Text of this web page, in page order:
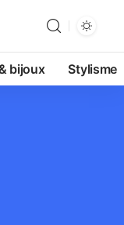
bijoux Stylisme